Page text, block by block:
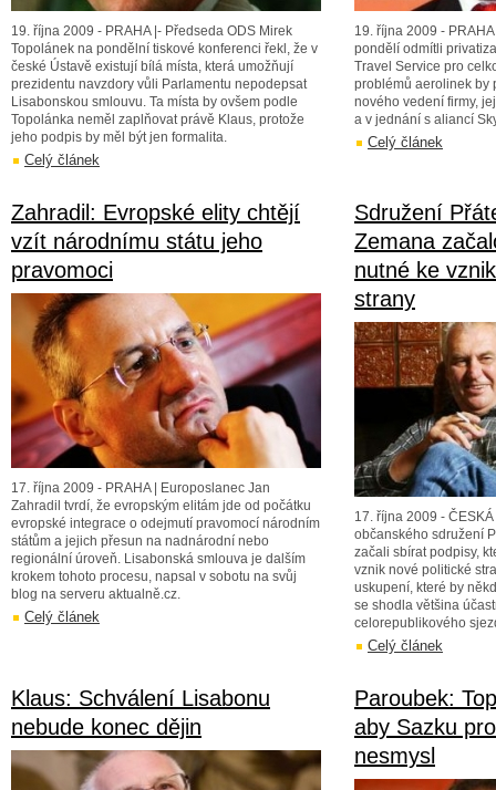
19. října 2009 - PRAHA |- Předseda ODS Mirek
Topolánek na pondělní tiskové konferenci řekl, že v
české Ústavě existují bílá místa, která umožňují
prezidentu navzdory vůli Parlamentu nepodepsat
Lisabonskou smlouvu. Ta místa by ovšem podle
Topolánka neměl zaplňovat právě Klaus, protože
jeho podpis by měl být jen formalita.
Celý článek
19. října 2009 -
pondělí odmítli
Travel Service pro
problémů aerolinek by
nového vedení firmy,
a v jednání s aliancí
Celý článek
Zahradil: Evropské elity chtějí
vzít národnímu státu jeho
pravomoci
17. října 2009 - PRAHA | Europoslanec Jan
Zahradil tvrdí, že evropským elitám jde od počátku
evropské integrace o odejmutí pravomocí národním
státům a jejich přesun na nadnárodní nebo
regionální úroveň. Lisabonská smlouva je dalším
krokem tohoto procesu, napsal v sobotu na svůj
blog na serveru aktualně.cz.
Celý článek
Sdružení
Zemana
nutné ke
strany
17. října 2009 -
občanského sdružení
začali sbírat podpisy,
vznik nové politické
uskupení, které by
se shodla většina
celorepublikového
Celý článek
Klaus: Schválení Lisabonu
nebude konec dějin
Paroubek:
aby Sazku
nesmysl